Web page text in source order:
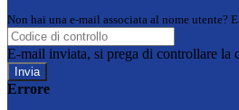
Non hai una e-mail associata al nome utente?
E-mail inviata, si prega di controllare la
Errore